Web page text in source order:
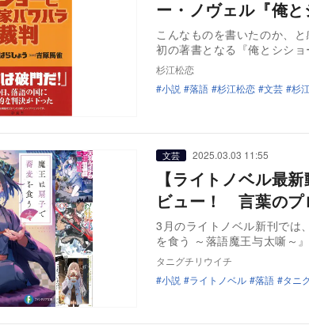
ー・ノヴェル『俺と
こんなものを書いたのか、
初の著書となる『俺とシシ
杉江松恋
小説
落語 杉江松恋 文芸 杉
文芸 2025.03.03 11:55
【ライトノベル最
ビュー！ 言葉のプ
3月のライトノベル新刊では
を食う ～落語魔王与太噺～
タニグチリウイチ
小説
ライトノベル 落語 タニ